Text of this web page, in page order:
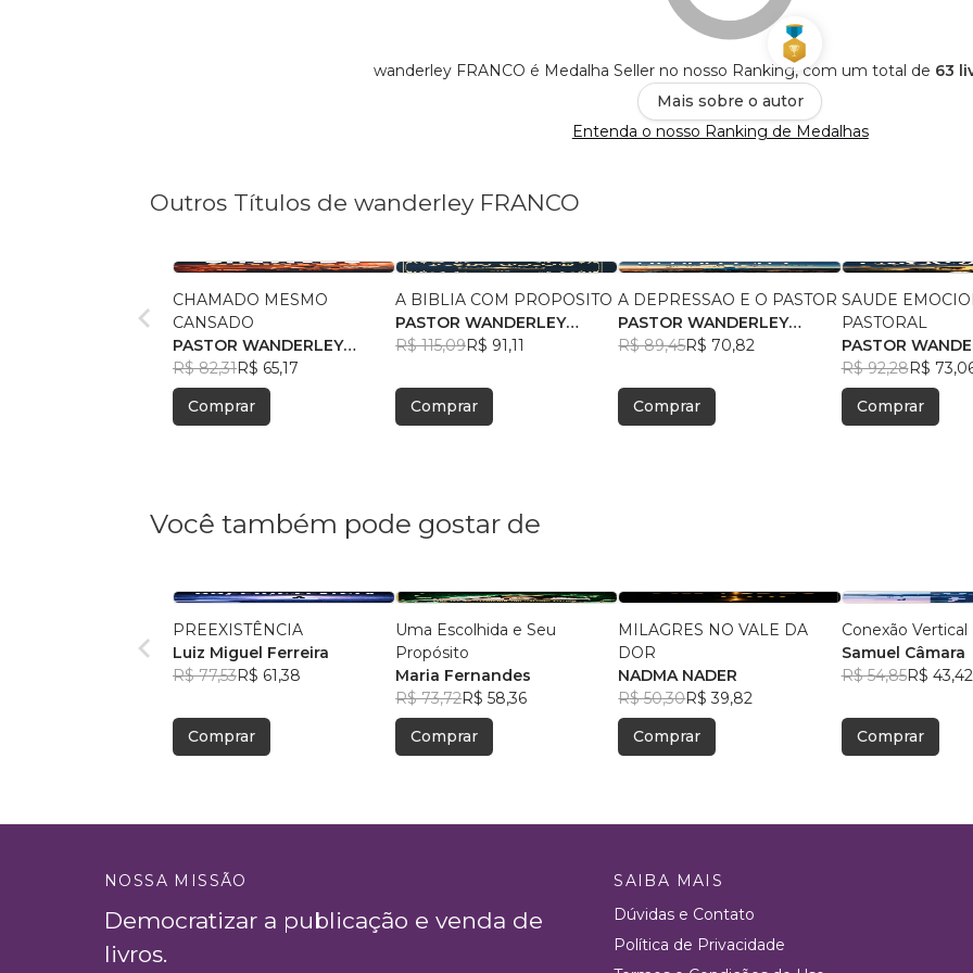
wanderley FRANCO é Medalha Seller no nosso Ranking, com um total de 63
Mais sobre o autor
Entenda o nosso Ranking de Medalhas
Outros Títulos de wanderley FRANCO
CHAMADO MESMO
CANSADO
PASTOR WANDERLEY
FRANCO
R$ 82,31R$ 65,17
Comprar
A BIBLIA COM PROPOSITO
PASTOR WANDERLEY
FRANCO
R$ 115,09R$ 91,11
Comprar
A DEPRESSAO E O PASTOR
PASTOR WANDERLEY
FRANCO
R$ 89,45R$ 70,82
Comprar
SAUDE
PASTORAL
PASTOR
FRANCO
R$ 92,28R$
Comprar
Você também pode gostar de
PREEXISTÊNCIA
Luiz Miguel Ferreira
R$ 77,53R$ 61,38
Comprar
Uma Escolhida e Seu
Propósito
Maria Fernandes
R$ 73,72R$ 58,36
Comprar
MILAGRES NO VALE DA
DOR
NADMA NADER
R$ 50,30R$ 39,82
Comprar
Conexão Vertical
Samuel Câmara
R$ 54,85R$ 43,42
Comprar
NOSSA MISSÃO
Democratizar a publicação e venda de
livros.
SAIBA MAIS
Dúvidas e Contato
Política de Privacidade